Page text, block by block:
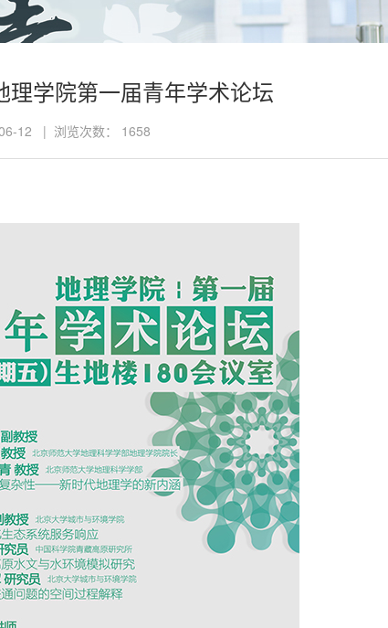
理学院第一届青年学术论坛
12 | 浏览次数： 1658